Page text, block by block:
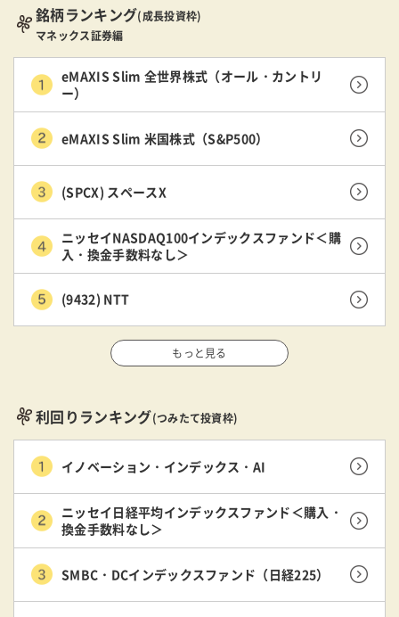
銘柄ランキング(成長投資枠)
マネックス証券編
eMAXIS Slim 全世界株式（オール・カントリ
ー）
eMAXIS Slim 米国株式（S&P500）
(SPCX) スペースX
ニッセイNASDAQ100インデックスファンド＜購
入・換金手数料なし＞
(9432) NTT
もっと見る
利回りランキング(つみたて投資枠)
イノベーション・インデックス・AI
ニッセイ日経平均インデックスファンド＜購入・
換金手数料なし＞
SMBC・DCインデックスファンド（日経225）